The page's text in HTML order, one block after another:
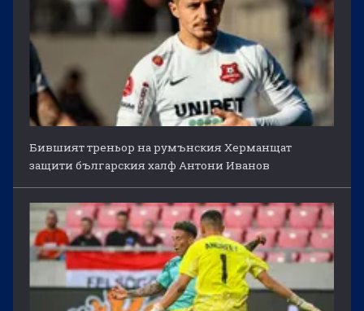
Бившият треньор на румънския Херманщат
защити българския халф Антони Иванов